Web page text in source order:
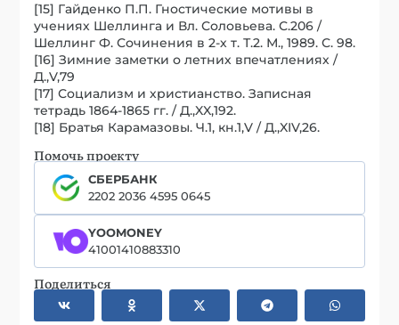
[15] Гайденко П.П. Гностические мотивы в
учениях Шеллинга и Вл. Соловьева. С.206 /
Шеллинг Ф. Сочинения в 2-х т. Т.2. М., 1989. С. 98.
[16] Зимние заметки о летних впечатлениях /
Д.,V,79
[17] Социализм и христианство. Записная
тетрадь 1864-1865 гг. / Д.,XX,192.
[18] Братья Карамазовы. Ч.1, кн.1,V / Д.,XIV,26.
Помочь проекту
СБЕРБАНК
2202 2036 4595 0645
YOOMONEY
41001410883310
Поделиться